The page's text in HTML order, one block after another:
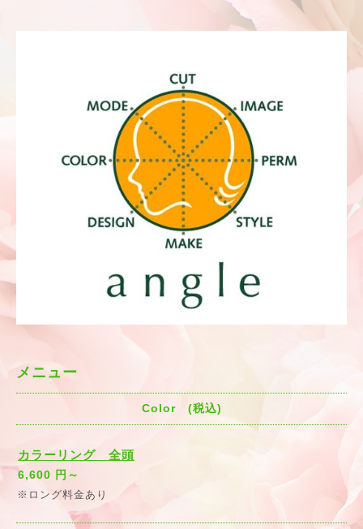
メニュー
Color (税込)
カラーリング 全頭
6,600 円～
※ロング料金あり